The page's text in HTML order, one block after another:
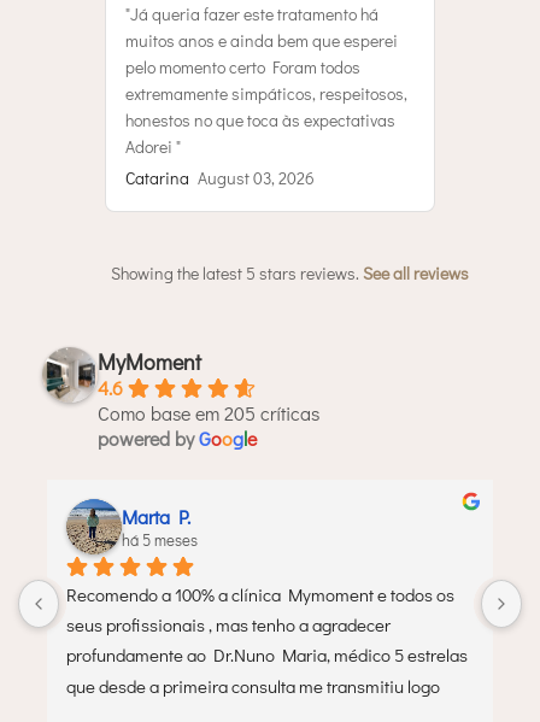
"Já queria fazer este tratamento há
muitos anos e ainda bem que esperei
pelo momento certo Foram todos
extremamente simpáticos, respeitosos,
honestos no que toca às expectativas
Adorei "
Catarina August 03, 2026
Showing the latest 5 stars reviews. See all reviews
MyMoment
4.6
Como base em 205 críticas
powered byGoogle
Telma M.
há 6 meses
Olá, sou a Telma. Em 2018 fiz uma mastopexia e ficou
perdeita, expliquei ao Dr Nuno Maria o que
desejava, bem como o que não desejava e ficou
exactamente como desejava.  Correspondeu e posso